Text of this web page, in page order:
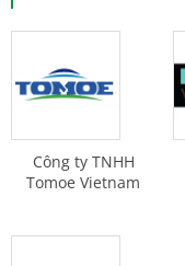
Công ty TNHH
Tomoe Vietnam